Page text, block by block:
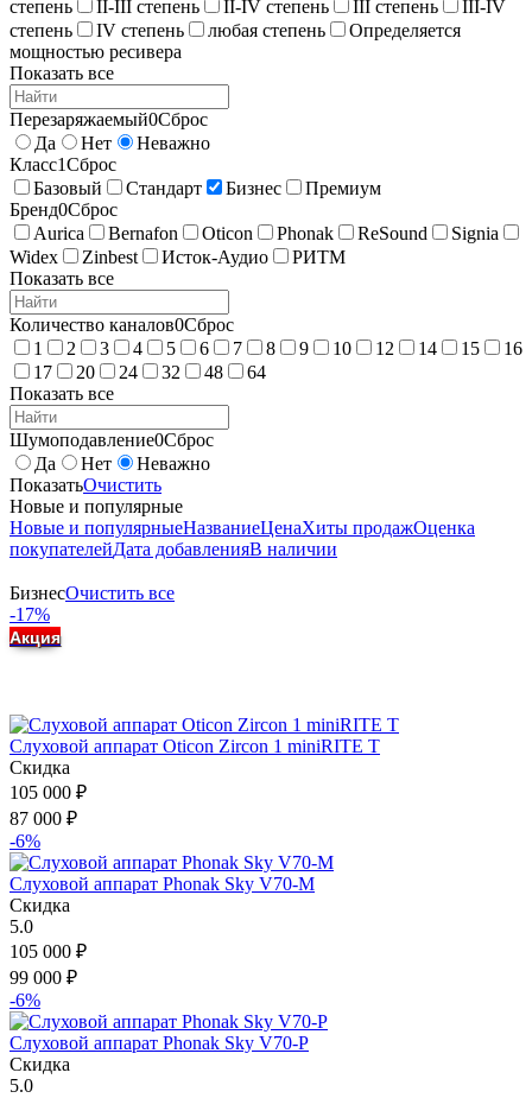
степень
II-III степень II-IV степень III степень
III-IV
степень
IV степень любая степень
Определяется
мощностью ресивера
Показать все
Перезаряжаемый0Сброс
Да
Нет
Неважно
Класс1Сброс
Базовый
Стандарт Бизнес
Премиум
Бренд0Сброс
Aurica
Bernafon Oticon Phonak ReSound
Signia
Widex
Zinbest Исток-Аудио
РИТМ
Показать все
Количество каналов0Сброс
1
2 3 4 5 6 7 8 9 10 12 14 15
16
17
20 24 32 48
64
Показать все
Шумоподавление0Сброс
Да
Нет
Неважно
ПоказатьОчистить
Новые и популярные
Новые и популярныеНазваниеЦенаХиты продажОценка
покупателейДата добавленияВ наличии
БизнесОчистить все
-17%
Акция
Слуховой аппарат Oticon Zircon 1 miniRITE T
Скидка
105 000 ₽
87 000 ₽
-6%
Слуховой аппарат Phonak Sky V70-M
Скидка
5.0
105 000 ₽
99 000 ₽
-6%
Слуховой аппарат Phonak Sky V70-P
Скидка
5.0